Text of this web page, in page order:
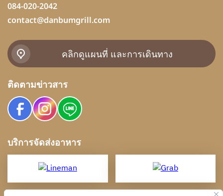
084-020-2042
contact@danbumgrill.com
คลิกดูแผนที่ และการเดินทาง
ติดตามข่าวสาร
บริการจัดส่งอาหาร